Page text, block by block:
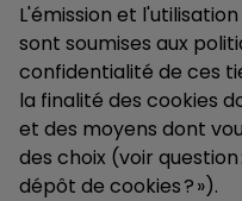
L'émission et
sont soumises aux
confidentialité de ces
la finalité des cookies
et des moyens dont
des choix (voir
dépôt de cookies ? »).